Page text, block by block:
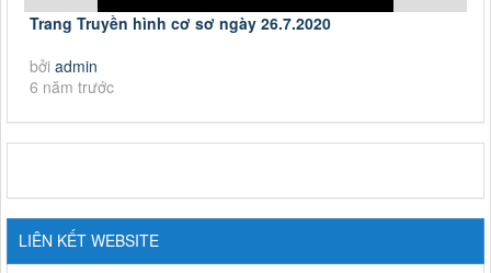
Trang Truyền hình cơ sơ ngày 26.7.2020
bởi admin
6 năm trước
LIÊN KẾT WEBSITE